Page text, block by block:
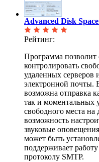
Advanced Disk
Рейтинг:
Программа
контролировать
удаленных серверов
электронной почты.
возможна отправка
так и моментальных
свободного места на
возможность
звуковые
может быть
поддерживает
протоколу SMTP.